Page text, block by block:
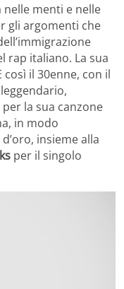
nelle menti e nelle
gli argomenti che
rap italiano. La sua
così il 30enne, con il
per la sua canzone
in modo
insieme alla
per il singolo